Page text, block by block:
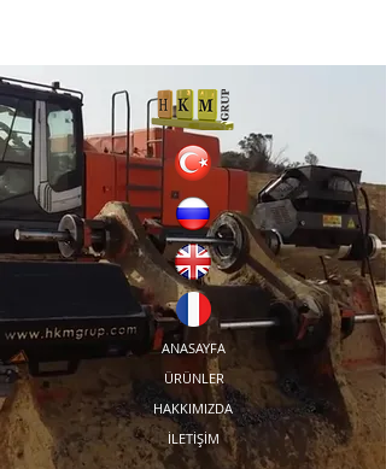
ANASAYFA
ÜRÜNLER
HAKKIMIZDA
İLETİŞİM